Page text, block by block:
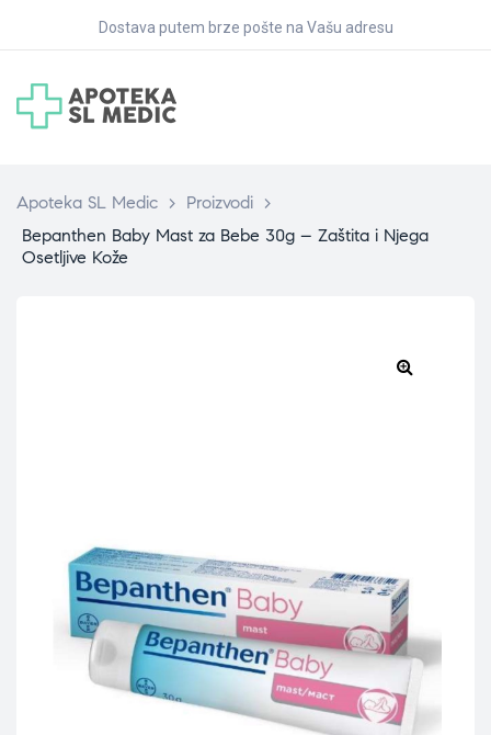
Dostava putem brze pošte na Vašu adresu
Apoteka SL Medic > Proizvodi >
Bepanthen Baby Mast za Bebe 30g – Zaštita i Njega
Osetljive Kože